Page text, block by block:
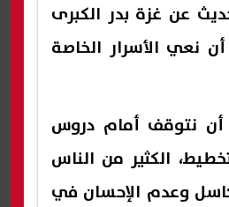
عن غزة بدر الكبرى
نعي الأسرار الخاصة
نتوقف أمام دروس
الكثير من الناس
وعدم الإحسان في